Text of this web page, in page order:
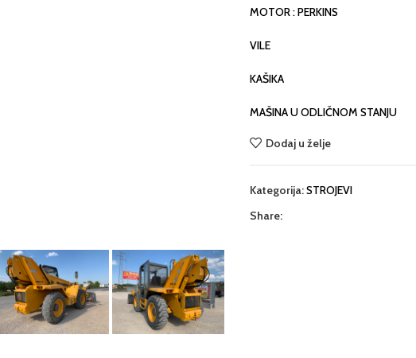
MOTOR : PERKINS
VILE
KAŠIKA
MAŠINA U ODLIČNOM STANJU
Dodaj u želje
Kategorija:STROJEVI
Share: